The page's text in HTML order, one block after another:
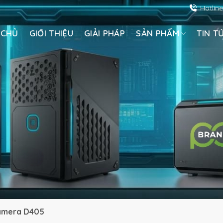
GIỚI THIỆU GIẢI PHÁP SẢN PHẨM TIN
D405